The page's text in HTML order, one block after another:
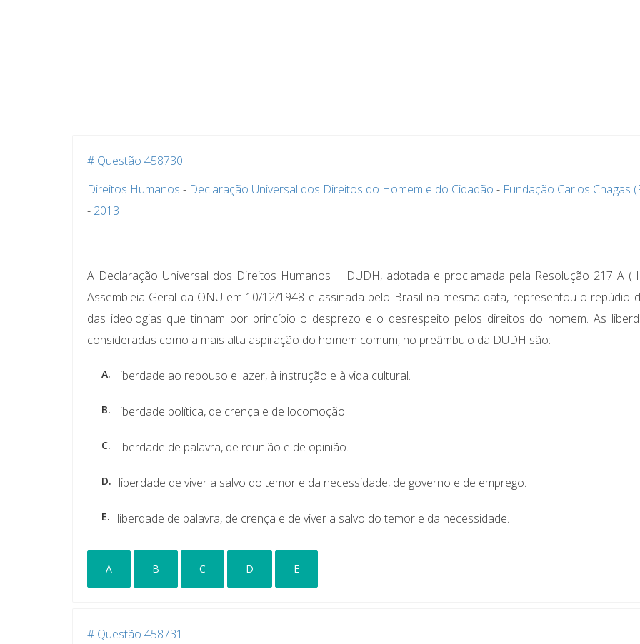
# Questão 458730
Direitos Humanos - Declaração Universal dos Direitos do Homem e do Cidadão - Fundação Carlos Chagas
- 2013
A Declaração Universal dos Direitos Humanos − DUDH, adotada e proclamada pela Resolução 217 A
Assembleia Geral da ONU em 10/12/1948 e assinada pelo Brasil na mesma data, representou o repúdio
das ideologias que tinham por princípio o desprezo e o desrespeito pelos direitos do homem. As
consideradas como a mais alta aspiração do homem comum, no preâmbulo da DUDH são:
A. liberdade ao repouso e lazer, à instrução e à vida cultural.
B. liberdade política, de crença e de locomoção.
C. liberdade de palavra, de reunião e de opinião.
D. liberdade de viver a salvo do temor e da necessidade, de governo e de emprego.
E. liberdade de palavra, de crença e de viver a salvo do temor e da necessidade.
A B C D E
# Questão 458731